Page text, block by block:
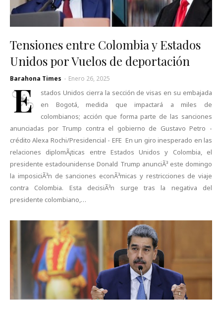
Tensiones entre Colombia y Estados
Unidos por Vuelos de deportación
Barahona Times - Enero 26, 2025
E
stados Unidos cierra la sección de visas en su embajada
en Bogotá, medida que impactará a miles de
colombianos; acción que forma parte de las sanciones
anunciadas por Trump contra el gobierno de Gustavo Petro -
crédito Alexa Rochi/Presidencial - EFE En un giro inesperado en las
relaciones diplomÃ¡ticas entre Estados Unidos y Colombia, el
presidente estadounidense Donald Trump anunciÃ³ este domingo
la imposiciÃ³n de sanciones econÃ³micas y restricciones de viaje
contra Colombia. Esta decisiÃ³n surge tras la negativa del
presidente colombiano,…